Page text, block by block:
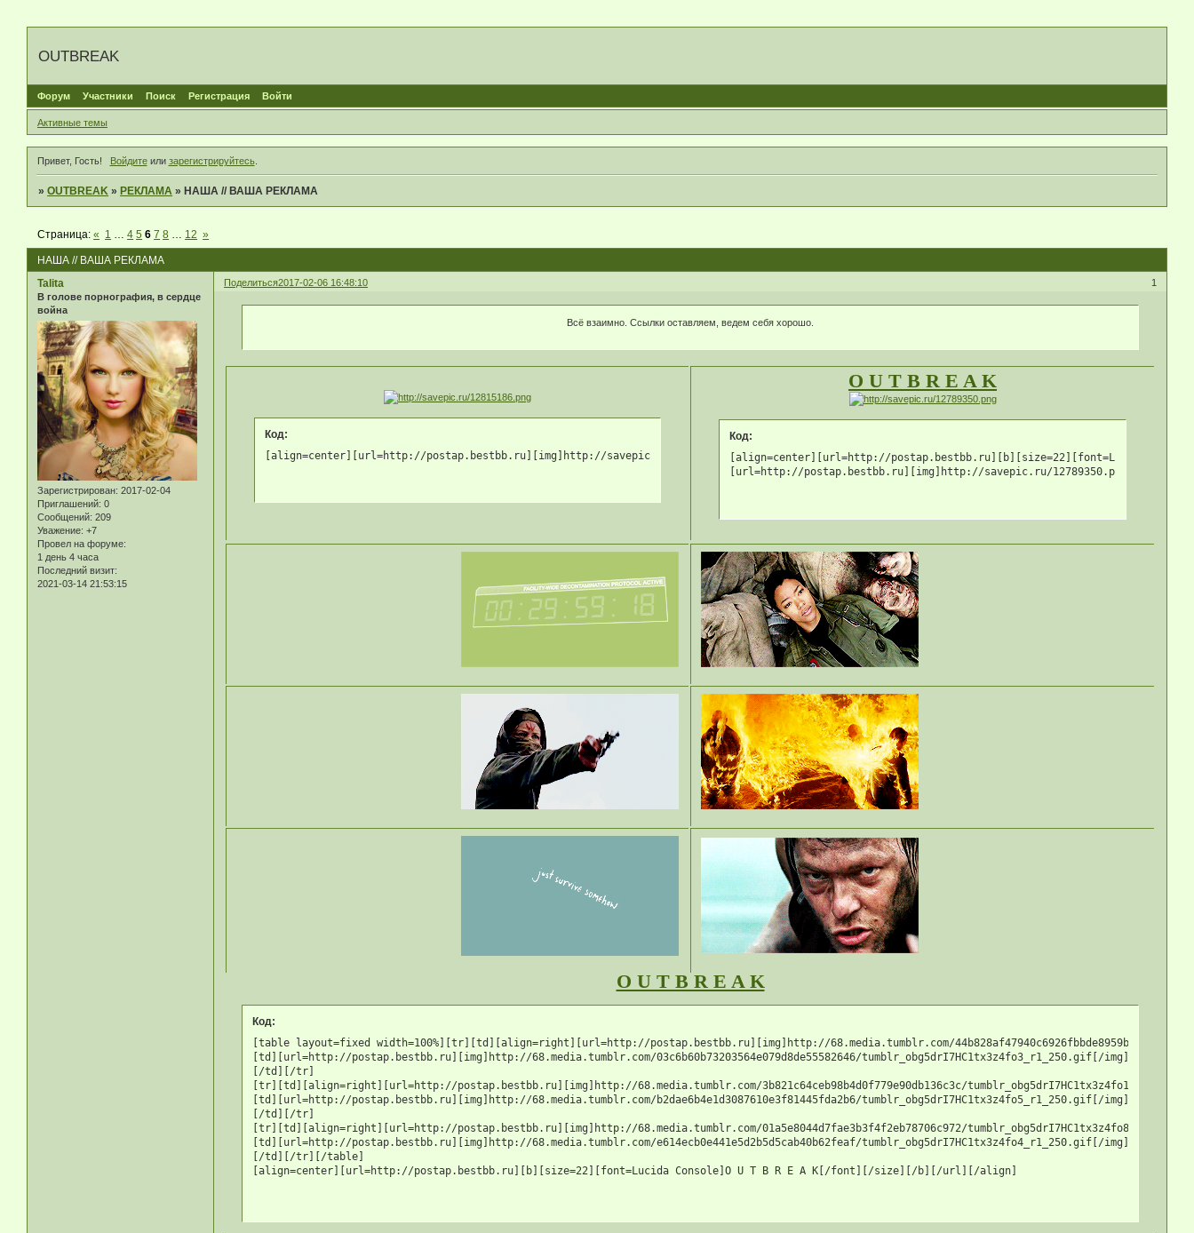
OUTBREAK
Форум Участники Поиск Регистрация Войти
Активные темы
Привет, Гость! Войдитеили зарегистрируйтесь.
»OUTBREAK » РЕКЛАМА » НАША // ВАША РЕКЛАМА
НАША // ВАША РЕКЛАМА
Страница:« 1 4 5 6 7 8 12 »
Поделиться 1
2017-02-06 16:48:10
Talita
В голове порнография, в сердце
война
Зарегистрирован: 2017-02-04
Приглашений: 0
Сообщений: 209
Уважение: +7
Провел на форуме:
1 день 4 часа
Последний визит:
2021-03-14 21:53:15
Всё взаимно. Ссылки оставляем, ведем себя хорошо.
Код:
[align=center][url=http://postap.bestbb.ru][img]http://savepic.ru/12815186.png[/img][/url][/align]
O U T B R E A K
Код:
[align=center][url=http://postap.bestbb.ru][b][size=22][font=Lucida
[url=http://postap.bestbb.ru][img]http://savepic.ru/12789350.png[/img][/
O U T B R E A K
Код:
[table layout=fixed width=100%][tr][td][align=right][url=http://postap.bestbb.ru][img]http://68.media.tumblr.com/44b828af47940c6926fbbde8959ba084/
[td][url=http://postap.bestbb.ru][img]http://68.media.tumblr.com/03c6b60b73203564e079d8de55582646/tumblr_obg5drI7HC1tx3z4fo3_r1_250.gif[/img][/url]
[/td][/tr]
[tr][td][align=right][url=http://postap.bestbb.ru][img]http://68.media.tumblr.com/3b821c64ceb98b4d0f779e90db136c3c/
[td][url=http://postap.bestbb.ru][img]http://68.media.tumblr.com/b2dae6b4e1d3087610e3f81445fda2b6/tumblr_obg5drI7HC1tx3z4fo5_r1_250.gif[/img][/url]
[/td][/tr]
[tr][td][align=right][url=http://postap.bestbb.ru][img]http://68.media.tumblr.com/01a5e8044d7fae3b3f4f2eb78706c972/
[td][url=http://postap.bestbb.ru][img]http://68.media.tumblr.com/e614ecb0e441e5d2b5d5cab40b62feaf/tumblr_obg5drI7HC1tx3z4fo4_r1_250.gif[/img][/url]
[/td][/tr][/table]
[align=center][url=http://postap.bestbb.ru][b][size=22][font=Lucida Console]O U T B R E A K[/font][/size][/b][/url][/align]